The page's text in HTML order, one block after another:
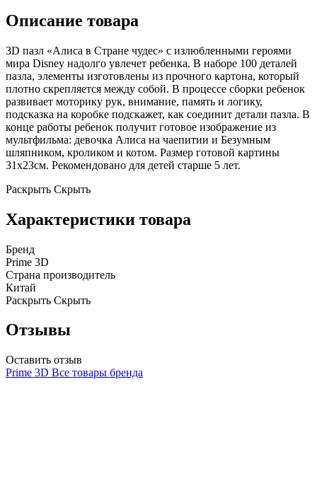
Описание товара
3D пазл «Алиса в Стране чудес» с излюбленными героями
мира Disney надолго увлечет ребенка. В наборе 100 деталей
пазла, элементы изготовлены из прочного картона, который
плотно скрепляется между собой. В процессе сборки ребенок
развивает моторику рук, внимание, память и логику,
подсказка на коробке подскажет, как соединит детали пазла. В
конце работы ребенок получит готовое изображение из
мультфильма: девочка Алиса на чаепитии и Безумным
шляпником, кроликом и котом. Размер готовой картины
31х23см. Рекомендовано для детей старше 5 лет.
Раскрыть Скрыть
Характеристики товара
Бренд
Prime 3D
Страна производитель
Китай
Раскрыть Скрыть
Отзывы
Оставить отзыв
Prime 3D Все товары бренда